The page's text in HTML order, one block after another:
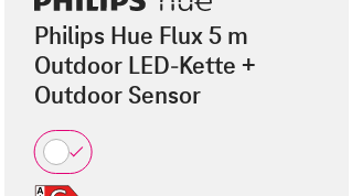
Philips Hue Flux 5 m
Outdoor LED-Kette +
Outdoor Sensor